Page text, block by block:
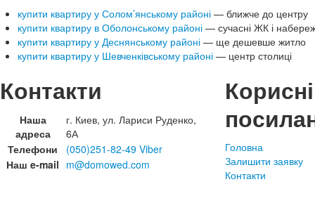
купити квартиру у Солом’янському районі — ближче до центру
купити квартиру в Оболонському районі — сучасні ЖК і
купити квартиру у Деснянському районі — ще дешевше житло
купити квартиру у Шевченківському районі — центр столиці
Контакти
Наша
адреса
г. Киев, ул. Лариси Руденко,
6А
Телефони
(050)251-82-49 Viber
Наш e-mail m@domowed.com
Корисні
Головна
Залишити заявку
Контакти